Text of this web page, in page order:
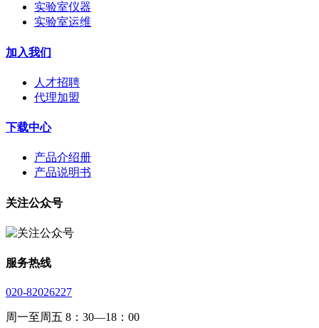
实验室仪器
实验室运维
加入我们
人才招聘
代理加盟
下载中心
产品介绍册
产品说明书
关注公众号
服务热线
020-82026227
周一至周五 8：30—18：00